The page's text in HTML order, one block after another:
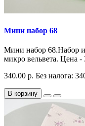
Мини набор 68
Мини набор 68.Набор
микро вельвета. Цена
340.00 р. Без налога:
В корзину